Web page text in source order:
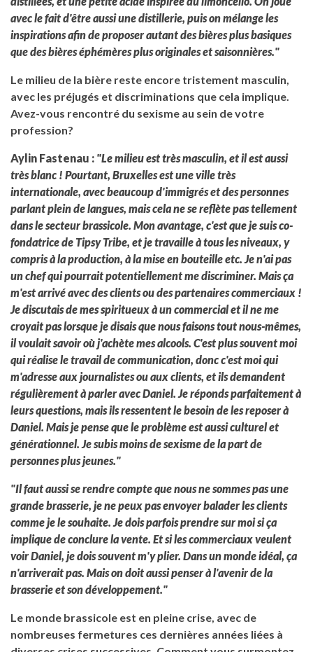
avec le fait d'être aussi une distillerie, puis on mélange les
inspirations afin de proposer autant des bières plus basiques
que des bières éphémères plus originales et saisonnières."
Le milieu de la bière reste encore tristement masculin,
avec les préjugés et discriminations que cela implique.
Avez-vous rencontré du sexisme au sein de votre
profession?
Aylin Fastenau : "Le milieu est très masculin, et il est aussi
très blanc ! Pourtant, Bruxelles est une ville très
internationale, avec beaucoup d'immigrés et des personnes
parlant plein de langues, mais cela ne se reflète pas tellement
dans le secteur brassicole. Mon avantage, c'est que je suis co-
fondatrice de Tipsy Tribe, et je travaille à tous les niveaux, y
compris à la production, à la mise en bouteille etc. Je n'ai pas
un chef qui pourrait potentiellement me discriminer. Mais ça
m'est arrivé avec des clients ou des partenaires commerciaux !
Je discutais de mes spiritueux à un commercial et il ne me
croyait pas lorsque je disais que nous faisons tout nous-mêmes,
il voulait savoir où j'achète mes alcools. C'est plus souvent moi
qui réalise le travail de communication, donc c'est moi qui
m'adresse aux journalistes ou aux clients, et ils demandent
régulièrement à parler avec Daniel. Je réponds parfaitement à
leurs questions, mais ils ressentent le besoin de les reposer à
Daniel. Mais je pense que le problème est aussi culturel et
générationnel. Je subis moins de sexisme de la part de
personnes plus jeunes."
"Il faut aussi se rendre compte que nous ne sommes pas une
grande brasserie, je ne peux pas envoyer balader les clients
comme je le souhaite. Je dois parfois prendre sur moi si ça
implique de conclure la vente. Et si les commerciaux veulent
voir Daniel, je dois souvent m'y plier. Dans un monde idéal, ça
n'arriverait pas. Mais on doit aussi penser à l'avenir de la
brasserie et son développement."
Le monde brassicole est en pleine crise, avec de
nombreuses fermetures ces dernières années liées à